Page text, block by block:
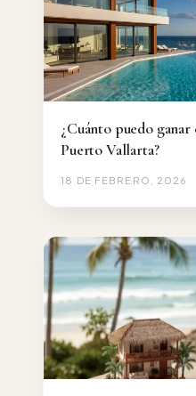
¿Cuánto puedo
Puerto Vallarta?
18 DE FEBRERO, 2026